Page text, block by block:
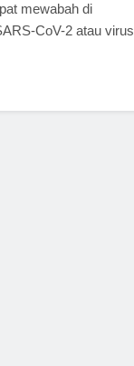
mewabah di
CoV-2 atau virus